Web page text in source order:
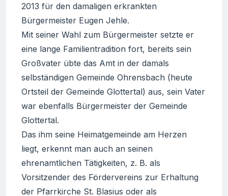
2013 für den damaligen erkrankten
Bürgermeister Eugen Jehle.
Mit seiner Wahl zum Bürgermeister setzte er
eine lange Familientradition fort, bereits sein
Großvater übte das Amt in der damals
selbständigen Gemeinde Ohrensbach (heute
Ortsteil der Gemeinde Glottertal) aus, sein Vater
war ebenfalls Bürgermeister der Gemeinde
Glottertal.
Das ihm seine Heimatgemeinde am Herzen
liegt, erkennt man auch an seinen
ehrenamtlichen Tätigkeiten, z. B. als
Vorsitzender des Fördervereins zur Erhaltung
der Pfarrkirche St. Blasius oder als